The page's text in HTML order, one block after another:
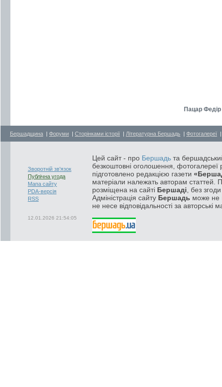
Пацар
Бершадщина | Форуми | Сторінками історії | Літературна Бершадь | Фотогалереї
Зворотній зв'язок
Публічна угода
Мапа сайту
PDA-версія
RSS
12.01.2026 21:54:05
Цей сайт - про Бершадь та
безкоштовні оголошення, фотогалереї
підготовлено редакцією газети
матеріали належать авторам статтей.
розміщена на сайті Бершаді , без
Адміністрація сайту Бершадь може не
не несе відповідальності за авторські